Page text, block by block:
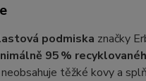
podmiska značky
95 %
neobsahuje těžké kovy a